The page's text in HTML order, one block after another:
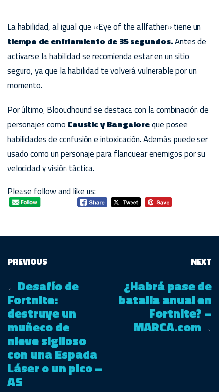
La habilidad, al igual que «Eye of the allfather» tiene un
tiempo de enfriamiento de 35 segundos.Antes de
activarse la habilidad se recomienda estar en un sitio
seguro, ya que la habilidad te volverá vulnerable por un
momento.
Por último, Blooudhound se destaca con la combinación de
personajes como Caustic y Bangaloreque posee
habilidades de confusión e intoxicación. Además puede ser
usado como un personaje para flanquear enemigos por su
velocidad y visión táctica.
Please follow and like us:
PREVIOUS
← Desafío de
Fortnite:
destruye un
muñeco de
nieve sigiloso
con una Espada
Láser o un pico –
AS
NEXT
¿Habrá pase de
batalla anual en
Fortnite? –
MARCA.com →